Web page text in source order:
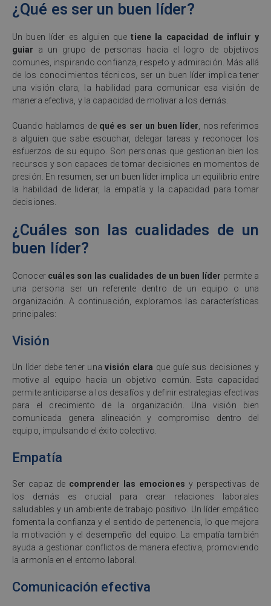
¿Qué es ser un buen líder?
Un buen líder es alguien quetiene la capacidad de influir y
guiar a un grupo de personas hacia el logro de objetivos
comunes, inspirando confianza, respeto y admiración. Más allá
de los conocimientos técnicos, ser un buen líder implica tener
una visión clara, la habilidad para comunicar esa visión de
manera efectiva, y la capacidad de motivar a los demás.
Cuando hablamos de qué es ser un buen líder, nos referimos
a alguien que sabe escuchar, delegar tareas y reconocer los
esfuerzos de su equipo. Son personas que gestionan bien los
recursos y son capaces de tomar decisiones en momentos de
presión. En resumen, ser un buen líder implica un equilibrio entre
la habilidad de liderar, la empatía y la capacidad para tomar
decisiones.
¿Cuáles son las cualidades de un
buen líder?
Conocer cuáles son las cualidades de un buen líder permite a
una persona ser un referente dentro de un equipo o una
organización. A continuación, exploramos las características
principales:
Visión
Un líder debe tener unavisión clara que guíe sus decisiones y
motive al equipo hacia un objetivo común. Esta capacidad
permite anticiparse a los desafíos y definir estrategias efectivas
para el crecimiento de la organización. Una visión bien
comunicada genera alineación y compromiso dentro del
equipo, impulsando el éxito colectivo.
Empatía
Ser capaz de comprender las emociones y perspectivas de
los demás es crucial para crear relaciones laborales
saludables y un ambiente de trabajo positivo. Un líder empático
fomenta la confianza y el sentido de pertenencia, lo que mejora
la motivación y el desempeño del equipo. La empatía también
ayuda a gestionar conflictos de manera efectiva, promoviendo
la armonía en el entorno laboral.
Comunicación efectiva